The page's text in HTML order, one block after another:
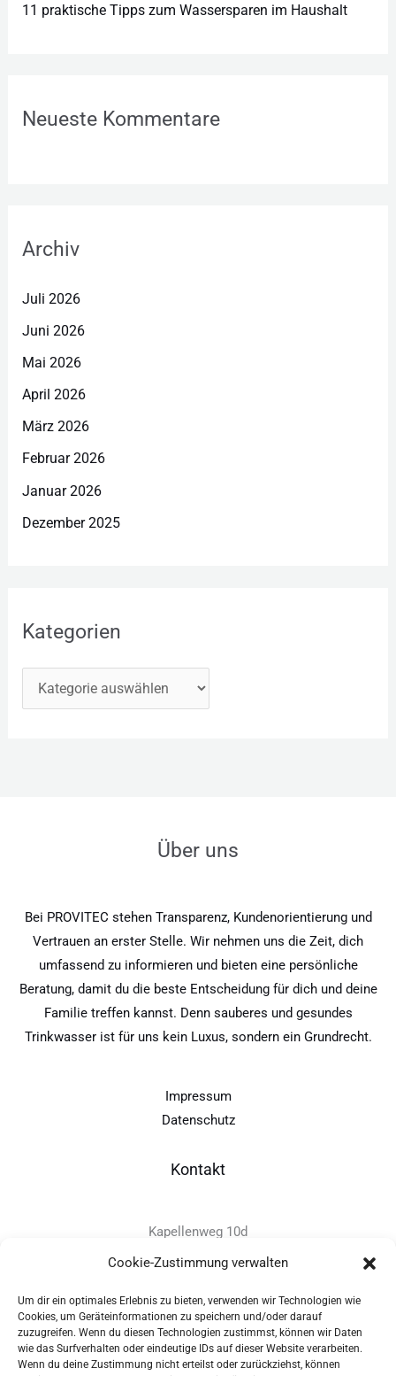
Cookie-Zustimmung verwalten
Um dir ein optimales Erlebnis zu bieten, verwenden wir Technologien wie
Cookies, um Geräteinformationen zu speichern und/oder darauf
zuzugreifen. Wenn du diesen Technologien zustimmst, können wir Daten
wie das Surfverhalten oder eindeutige IDs auf dieser Website verarbeiten.
Wenn du deine Zustimmung nicht erteilst oder zurückziehst, können
11 praktische Tipps zum Wassersparen im Haushalt
Neueste Kommentare
Archiv
Juli 2026
Juni 2026
Mai 2026
April 2026
März 2026
Februar 2026
Januar 2026
Dezember 2025
Kategorien
Über uns
Bei PROVITEC stehen Transparenz, Kundenorientierung und
Vertrauen an erster Stelle. Wir nehmen uns die Zeit, dich
umfassend zu informieren und bieten eine persönliche
Beratung, damit du die beste Entscheidung für dich und deine
Familie treffen kannst. Denn sauberes und gesundes
Trinkwasser ist für uns kein Luxus, sondern ein Grundrecht.
Impressum
Datenschutz
Kontakt
Kapellenweg 10d
D-94575 Windorf
+49 - (0)8546 - 97 39 0
info@provitec.de
www.provitec.com